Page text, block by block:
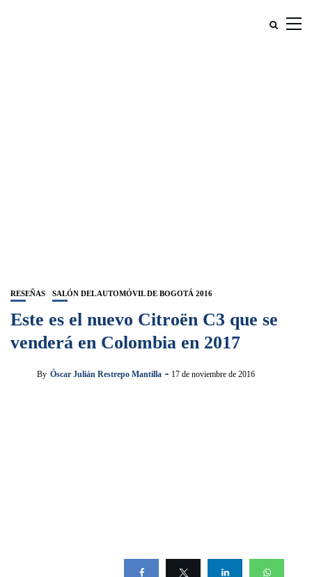
RESEÑAS SALÓN DEL AUTOMÓVIL DE BOGOTÁ 2016
Este es el nuevo Citroën C3 que se
venderá en Colombia en 2017
By Óscar Julián Restrepo Mantilla 17 de noviembre de 2016